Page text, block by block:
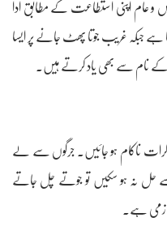
عام اپنی استطاعت کے مطابق ادا
ہے جبکہ غریب جوتا پھٹ جانے پر ایسا
نام سے بھی یاد کرتے ہیں۔
ناکام ہو جائیں۔ جرگوں سے لے
حل نہ ہو سکیں تو جوتے چل جاتے
ہے۔